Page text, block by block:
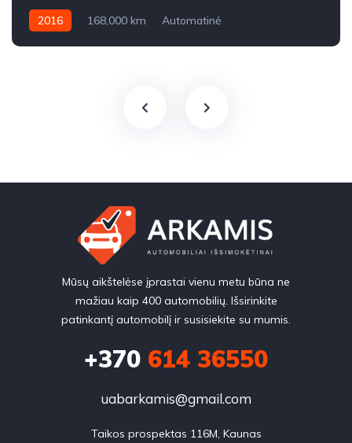
2016 168,000 km
Automatinė
Mūsų aikštelėse įprastai vienu metu būna ne
mažiau kaip 400 automobilių. Išsirinkite
patinkantį automobilį ir susisiekite su mumis.
+370 614 36550
uabarkamis@gmail.com
Taikos prospektas 116M, Kaunas